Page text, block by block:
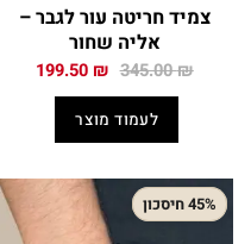
צמיד חריטה עור לגבר –
אליה שחור
345.00₪ המחיר
345.00 ₪.
199.50 ₪ המחיר
לעמוד מוצר
45% חיסכון